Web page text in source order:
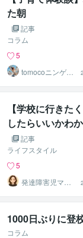
た朝
記事
コラム
5
tomocoニンゲン
分析＠JLT
【学校に行きた
したらいいかわ
記事
ライフスタイル
5
発達障害児ママ
＊さくら＊（3児
の元毒親）
1000日ぶりに登
コラム